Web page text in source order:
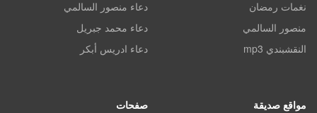
نغمات رمضان
منصور السالمي
النقشبندي mp3
دعاء منصور السالمي
دعاء محمد جبريل
دعاء ادريس أبكر
مواقع صديقة
صفحات